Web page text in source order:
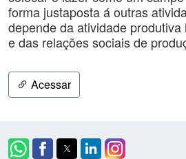
forma justaposta á outras
depende da atividade
e das relações sociais de
Acessar